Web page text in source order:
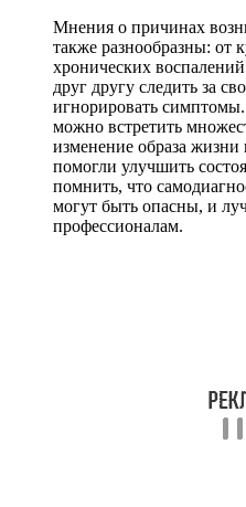
Мнения о причинах
также разнообразны: от
хронических
друг другу следить за
игнорировать
можно встретить
изменение образа
помогли улучшить
помнить, что
могут быть опасны, и
профессионалам.